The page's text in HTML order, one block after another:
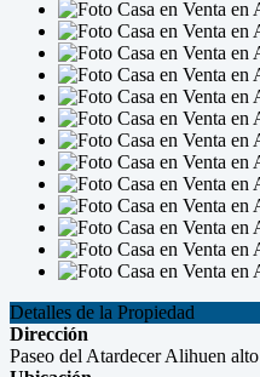
Detalles de la Propiedad
Dirección
Paseo del Atardecer Alihuen alto